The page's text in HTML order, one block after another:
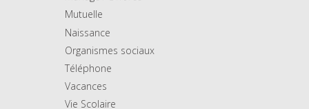
Mutuelle
Naissance
Organismes sociaux
Téléphone
Vacances
Vie Scolaire